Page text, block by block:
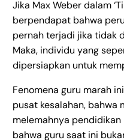
Jika Max Weber dalam
berpendapat bahwa
pernah terjadi jika tidak
Maka, individu yang
dipersiapkan untuk
Fenomena guru marah
pusat kesalahan, bahwa
melemahnya pendidikan
bahwa guru saat ini